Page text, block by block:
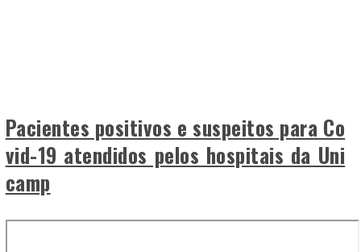
Pacientes positivos e suspeitos para Co
vid-19 atendidos pelos hospitais da Uni
camp